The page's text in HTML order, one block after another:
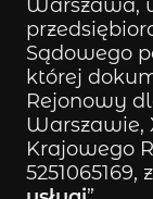
Warszawa,
Sądowego
której
Rejonowy
Warszawie,
Krajowego